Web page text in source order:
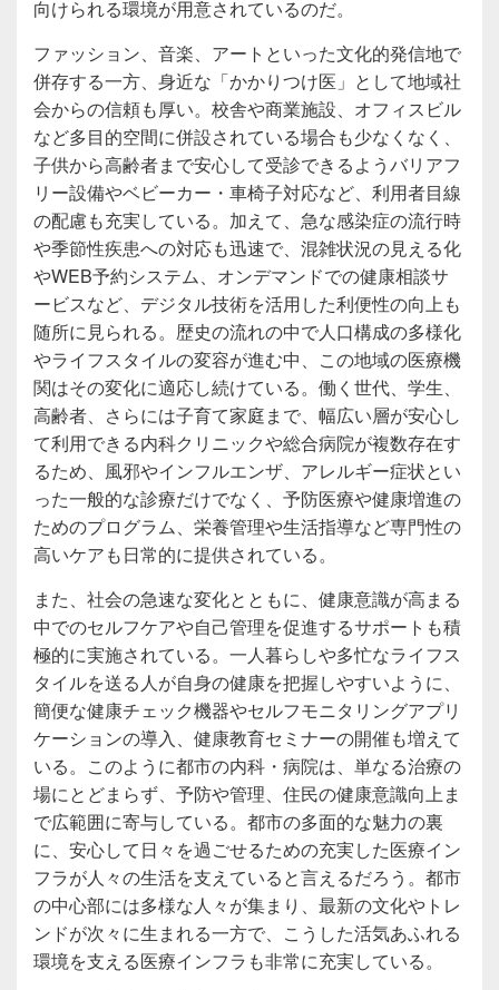
向けられる環境が用意されているのだ。
ファッション、音楽、アートといった文化的発信地で
併存する一方、身近な「かかりつけ医」として地域社
会からの信頼も厚い。校舎や商業施設、オフィスビル
など多目的空間に併設されている場合も少なくなく、
子供から高齢者まで安心して受診できるようバリアフ
リー設備やベビーカー・車椅子対応など、利用者目線
の配慮も充実している。加えて、急な感染症の流行時
や季節性疾患への対応も迅速で、混雑状況の見える化
やWEB予約システム、オンデマンドでの健康相談サ
ービスなど、デジタル技術を活用した利便性の向上も
随所に見られる。歴史の流れの中で人口構成の多様化
やライフスタイルの変容が進む中、この地域の医療機
関はその変化に適応し続けている。働く世代、学生、
高齢者、さらには子育て家庭まで、幅広い層が安心し
て利用できる内科クリニックや総合病院が複数存在す
るため、風邪やインフルエンザ、アレルギー症状とい
った一般的な診療だけでなく、予防医療や健康増進の
ためのプログラム、栄養管理や生活指導など専門性の
高いケアも日常的に提供されている。
また、社会の急速な変化とともに、健康意識が高まる
中でのセルフケアや自己管理を促進するサポートも積
極的に実施されている。一人暮らしや多忙なライフス
タイルを送る人が自身の健康を把握しやすいように、
簡便な健康チェック機器やセルフモニタリングアプリ
ケーションの導入、健康教育セミナーの開催も増えて
いる。このように都市の内科・病院は、単なる治療の
場にとどまらず、予防や管理、住民の健康意識向上ま
で広範囲に寄与している。都市の多面的な魅力の裏
に、安心して日々を過ごせるための充実した医療イン
フラが人々の生活を支えていると言えるだろう。都市
の中心部には多様な人々が集まり、最新の文化やトレ
ンドが次々に生まれる一方で、こうした活気あふれる
環境を支える医療インフラも非常に充実している。